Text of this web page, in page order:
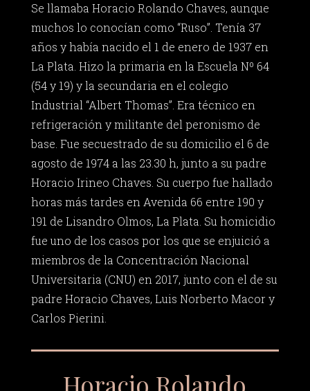
Se llamaba Horacio Rolando Chaves, aunque
muchos lo conocían como “Ruso”. Tenía 37
años y había nacido el 1 de enero de 1937 en
La Plata. Hizo la primaria en la Escuela Nº 64
(54 y 19) y la secundaria en el colegio
Industrial “Albert Thomas”. Era técnico en
refrigeración y militante del peronismo de
base. Fue secuestrado de su domicilio el 6 de
agosto de 1974 a las 23.30 h, junto a su padre
Horacio Irineo Chaves. Su cuerpo fue hallado
horas más tardes en Avenida 66 entre 190 y
191 de Lisandro Olmos, La Plata. Su homicidio
fue uno de los casos por los que se enjuició a
miembros de la Concentración Nacional
Universitaria (CNU) en 2017, junto con el de su
padre Horacio Chaves, Luis Norberto Macor y
Carlos Pierini.
Horacio Rolando